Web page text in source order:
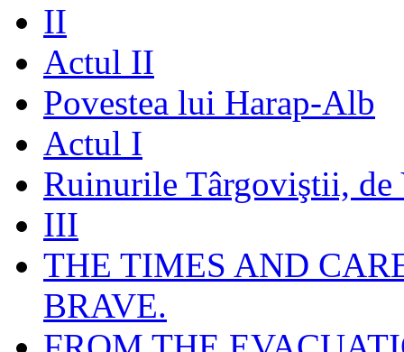
II
Actul II
Povestea lui Harap-Alb
Actul I
Ruinurile Târgoviştii, de
III
THE TIMES AND
BRAVE.